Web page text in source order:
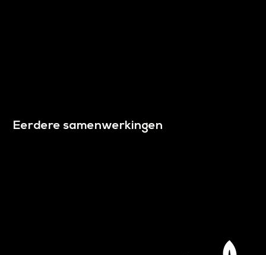
Eerdere samenwerkingen